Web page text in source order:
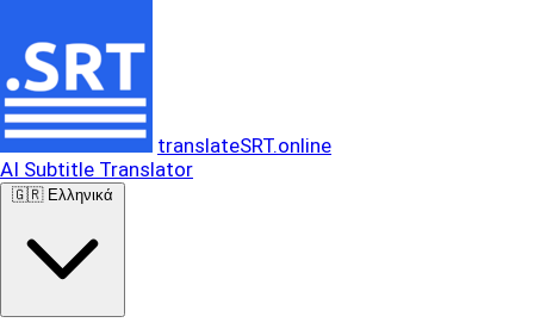
translateSRT.online
AI Subtitle Translator
🇬🇷 Ελληνικά